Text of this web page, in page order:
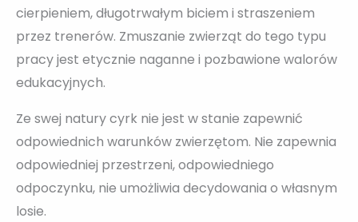
cierpieniem, długotrwałym biciem i straszeniem
przez trenerów. Zmuszanie zwierząt do tego typu
pracy jest etycznie naganne i pozbawione walorów
edukacyjnych.
Ze swej natury cyrk nie jest w stanie zapewnić
odpowiednich warunków zwierzętom. Nie zapewnia
odpowiedniej przestrzeni, odpowiedniego
odpoczynku, nie umożliwia decydowania o własnym
losie.